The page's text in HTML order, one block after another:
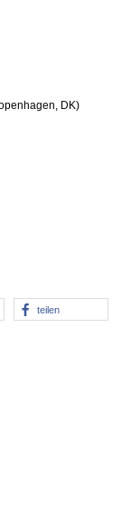
DK)
teilen